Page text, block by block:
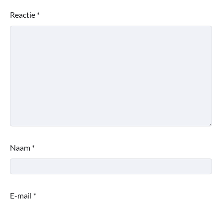
Reactie *
Naam *
E-mail *